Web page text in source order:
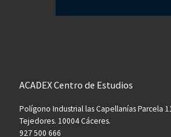
ACADEX Centro de Estudios
Polígono Industrial las Capellanías Parcela
Tejedores. 10004 Cáceres.
927 500 666